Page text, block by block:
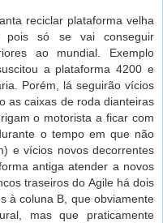
reciclar plataforma velha
pois só se vai conseguir
ao mundial. Exemplo
a plataforma 4200 e
Porém, lá seguirão vícios
as caixas de roda dianteiras
o motorista a ficar com
o tempo em que não
e vícios novos decorrentes
antiga atender a novos
traseiros do Agile há dois
à coluna B, que obviamente
mas que praticamente